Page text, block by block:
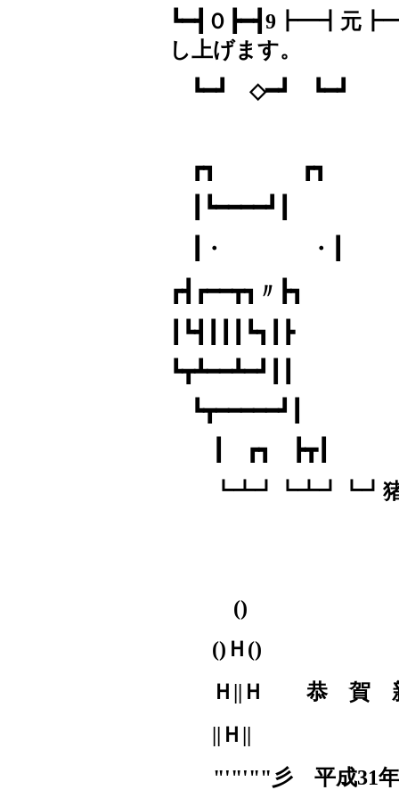
┗━┫０┣━┫ 9 ┣━┫元
し上げます。
┗━┛ ◇━┛ ┗━┛
┏┓ ┏┓
┃┗━━━━┛┃
┃・ ・┃
┏┫┏━━┳┓〃┣┓
┃┗┫┃┃┃┗┓┃┣
┗┳┻━━┻━┛┃┃
┗┳━━━━━┛┃
┃ ┏┓ ┣┳┃
┗┻┛┗┻┛┗┛
()
() Ｈ ()
Ｈ || Ｈ 恭
|| Ｈ ||
"'"'"" 彡 平成31